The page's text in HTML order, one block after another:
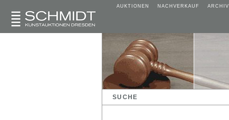
AUKTIONEN NACHVERKAUF ARCHIV
SUCHE